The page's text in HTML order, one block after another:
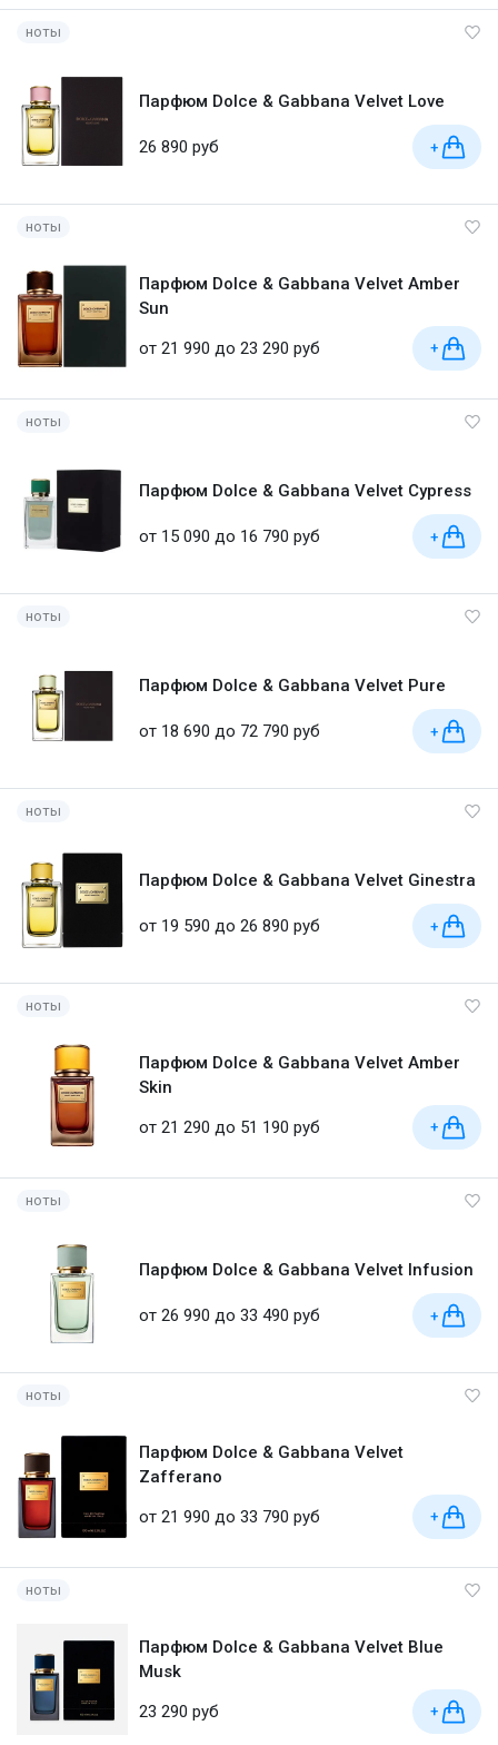
ноты
Парфюм Dolce & Gabbana Velvet Love
26 890 руб +
ноты
Парфюм Dolce & Gabbana Velvet Amber
Sun
от 21 990 до 23 290 руб
+
ноты
Парфюм Dolce & Gabbana Velvet Cypress
от 15 090 до 16 790 руб +
ноты
Парфюм Dolce & Gabbana Velvet Pure
от 18 690 до 72 790 руб +
ноты
Парфюм Dolce & Gabbana Velvet Ginestra
от 19 590 до 26 890 руб +
ноты
Парфюм Dolce & Gabbana Velvet Amber
Skin
от 21 290 до 51 190 руб
+
ноты
Парфюм Dolce & Gabbana Velvet Infusion
от 26 990 до 33 490 руб +
ноты
Парфюм Dolce & Gabbana Velvet
Zafferano
от 21 990 до 33 790 руб
+
ноты
Парфюм Dolce & Gabbana Velvet Blue
Musk
23 290 руб
+